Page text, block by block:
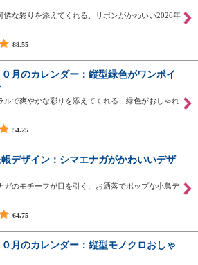
憐な彩りを添えてくれる、リボンがかわいい2026年
88.55
月のカレンダー：縦型緑色がワンポイ
ルで爽やかな彩りを添えてくれる、緑色がおしゃれ
54.25
帳デザイン：シマエナガがかわいいデザ
ガのモチーフが目を引く、お洒落でポップな小鳥デ
64.75
月のカレンダー：縦型モノクロおしゃ